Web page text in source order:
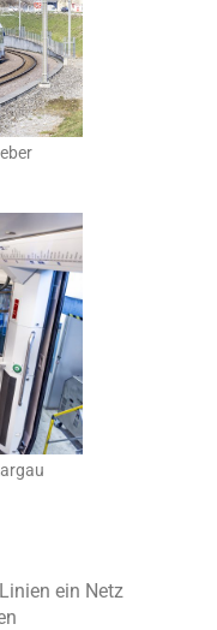
ein Netz